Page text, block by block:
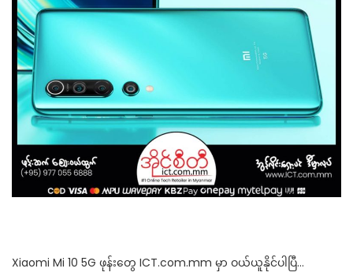
Xiaomi Mi 10 5G ဖုန်းတွေ ICT.com.mm မှာ ဝယ်ယူနိုင်ပါပြီ…